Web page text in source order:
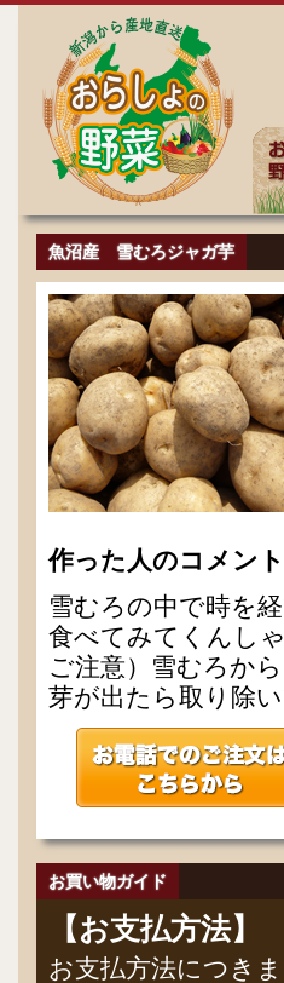
魚沼産 雪むろジャガ芋
作った人のコメント
雪むろの中で時を
食べてみてくんしゃ
ご注意）雪むろか
芽が出たら取り除
お買い物ガイド
【お支払方法】
お支払方法につき